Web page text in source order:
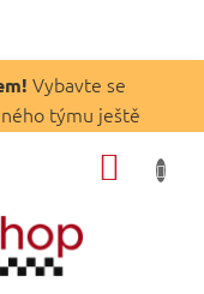
Vybavte se
týmu ještě